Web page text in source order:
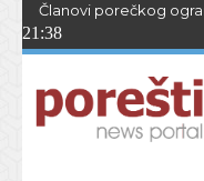
Članovi porečkog
21:38